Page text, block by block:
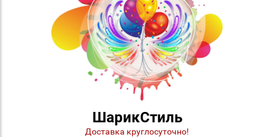
ШарикСтиль
Доставка круглосуточно!